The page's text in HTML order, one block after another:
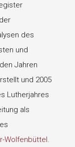
des
und
Jahren
und 2005
Lutherjahres
als
Wolfenbüttel.